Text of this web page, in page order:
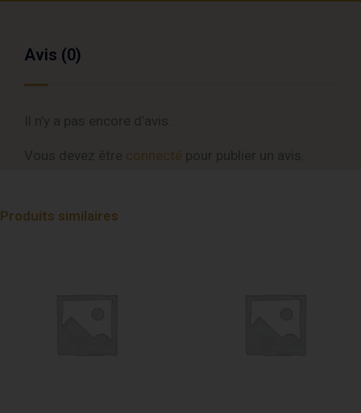
Avis (0)
connecté
Produits similaires